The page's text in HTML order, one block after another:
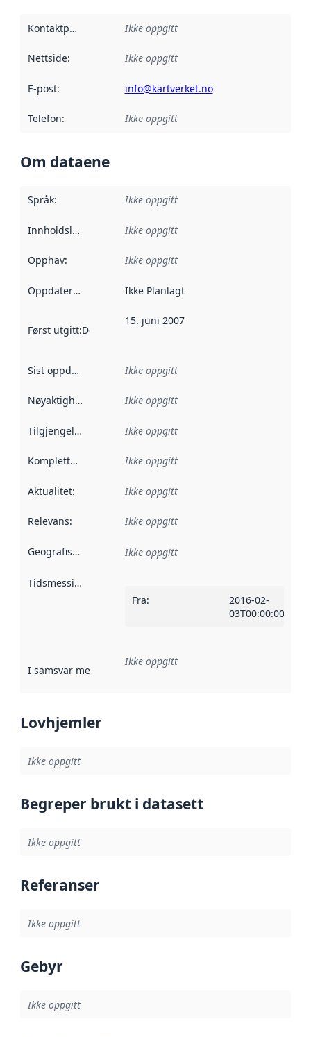
Kontaktpunkt Ikke oppgitt
Nettside: Ikke oppgitt
E-post: info@kartverket.no
Telefon: Ikke oppgitt
Om dataene
Språk: Ikke oppgitt
Innholdsleverandører :
Ikke oppgitt
Opphav: Ikke oppgitt
Oppdateringsfrekvens :
Ikke Planlagt
Først utgitt:Denne datoen sier når dataene i dette
15. juni 2007
Sist oppdatert Ikke oppgitt
Nøyaktighet Ikke oppgitt
Tilgjengelighet Ikke oppgitt
Kompletthet Ikke oppgitt
Aktualitet: Ikke oppgitt
Relevans: Ikke oppgitt
Geografisk avgrensning :
Ikke oppgitt
Tidsmessig avgrensning
Fra:
2016-02-
03T00:00:00Z
I samsvar med Referanse til en implementasjonsregel
Ikke oppgitt
Lovhjemler
Ikke oppgitt
Begreper brukt i datasett
Ikke oppgitt
Referanser
Ikke oppgitt
Gebyr
Ikke oppgitt